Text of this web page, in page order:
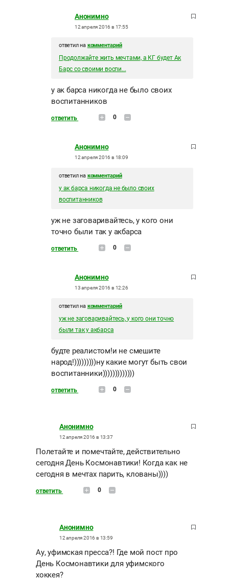
Анонимно
12 апреля 2016 в 17:55
ответил на комментарий
Продолжайте жить мечтами, а КГ будет Ак
Барс со своими воспи...
у ак барса никогда не было своих
воспитанников
ответить 0
Анонимно
12 апреля 2016 в 18:09
ответил на комментарий
у ак барса никогда не было своих
воспитанников
уж не заговаривайтесь, у кого они
точно были так у акбарса
ответить 0
Анонимно
13 апреля 2016 в 12:26
ответил на комментарий
уж не заговаривайтесь, у кого они точно
были так у акбарса
будте реалистом!и не смешите
народ!)))))))))ну какие могут быть свои
воспитанники)))))))))))))
ответить 0
Анонимно
12 апреля 2016 в 13:37
Полетайте и помечтайте, действительно
сегодня День Космонавтики! Когда как не
сегодня в мечтах парить, клованы))))
ответить 0
Анонимно
12 апреля 2016 в 13:59
Ау, уфимская пресса?! Где мой пост про
День Космонавтики для уфимского
хоккея?